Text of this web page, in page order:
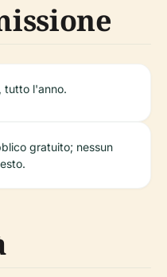
tutto l'anno.
gratuito; nessun